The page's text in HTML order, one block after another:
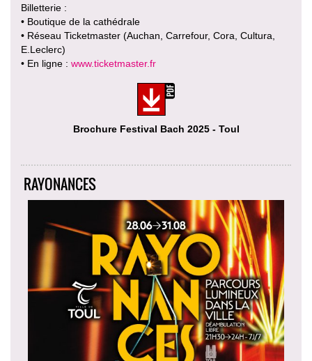
Billetterie :
• Boutique de la cathédrale
• Réseau Ticketmaster (Auchan, Carrefour, Cora, Cultura,
E.Leclerc)
• En ligne : www.ticketmaster.fr
Brochure Festival Bach 2025 - Toul
RAYONANCES